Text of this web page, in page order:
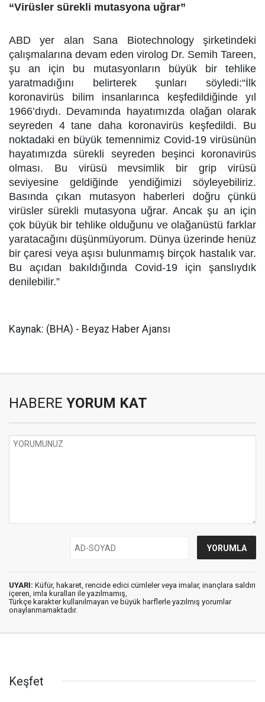
“Virüsler sürekli mutasyona uğrar”
ABD yer alan Sana Biotechnology şirketindeki
çalışmalarına devam eden virolog Dr. Semih Tareen,
şu an için bu mutasyonların büyük bir tehlike
yaratmadığını belirterek şunları söyledi:“İlk
koronavirüs bilim insanlarınca keşfedildiğinde yıl
1966’dıydı. Devamında hayatımızda olağan olarak
seyreden 4 tane daha koronavirüs keşfedildi. Bu
noktadaki en büyük temennimiz Covid-19 virüsünün
hayatımızda sürekli seyreden beşinci koronavirüs
olması. Bu virüsü mevsimlik bir grip virüsü
seviyesine geldiğinde yendiğimizi söyleyebiliriz.
Basında çıkan mutasyon haberleri doğru çünkü
virüsler sürekli mutasyona uğrar. Ancak şu an için
çok büyük bir tehlike olduğunu ve olağanüstü farklar
yaratacağını düşünmüyorum. Dünya üzerinde henüz
bir çaresi veya aşısı bulunmamış birçok hastalık var.
Bu açıdan bakıldığında Covid-19 için şanslıydık
denilebilir.”
Kaynak: (BHA) - Beyaz Haber Ajansı
HABERE YORUM KAT
UYARI: Küfür, hakaret, rencide edici cümleler veya imalar, inançlara saldırı
içeren, imla kuralları ile yazılmamış,
Türkçe karakter kullanılmayan ve büyük harflerle yazılmış yorumlar
onaylanmamaktadır.
Keşfet